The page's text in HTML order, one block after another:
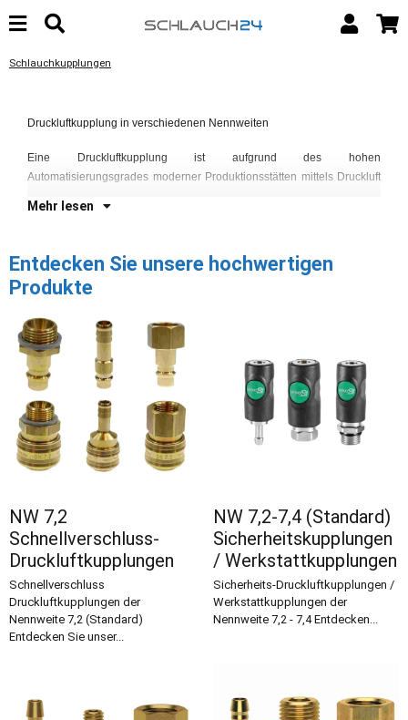
Schlauchkupplungen
Druckluftkupplung in verschiedenen Nennweiten
Eine Druckluftkupplung ist aufgrund des hohen
Automatisierungsgrades moderner Produktionsstätten mittels Druckluft
Mehr lesen
Entdecken Sie unsere hochwertigen
Produkte
NW 7,2
Schnellverschluss-
Druckluftkupplungen
Schnellverschluss
Druckluftkupplungen der
Nennweite 7,2 (Standard)
Entdecken Sie unser...
NW 7,2-7,4 (Standard)
Sicherheitskupplungen
/ Werkstattkupplungen
Sicherheits-Druckluftkupplungen /
Werkstattkupplungen der
Nennweite 7,2 - 7,4 Entdecken...